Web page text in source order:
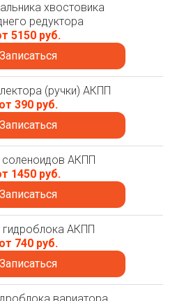
хвостовика
редуктора
5150 руб.
Записаться
(ручки) АКПП
от 390 руб.
Записаться
АКПП
1450 руб.
Записаться
гидроблока АКПП
от 740 руб.
Записаться